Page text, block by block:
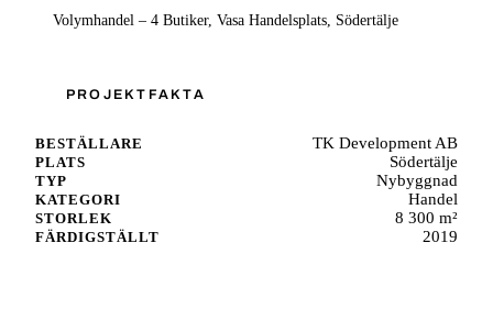
Volymhandel – 4 Butiker, Vasa Handelsplats, Södertälje
PROJEKTFAKTA
BESTÄLLARE TK Development AB
PLATS Södertälje
TYP Nybyggnad
KATEGORI Handel
STORLEK 8 300 m²
FÄRDIGSTÄLLT 2019